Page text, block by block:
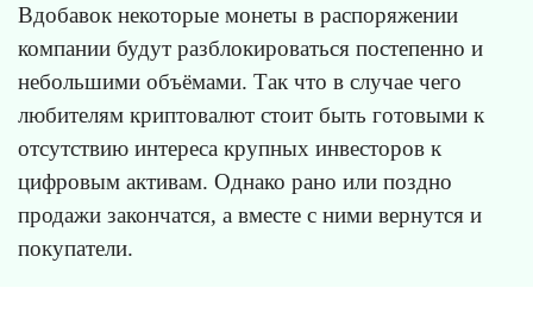
Вдобавок некоторые монеты в распоряжении
компании будут разблокироваться постепенно и
небольшими объёмами. Так что в случае чего
любителям криптовалют стоит быть готовыми к
отсутствию интереса крупных инвесторов к
цифровым активам. Однако рано или поздно
продажи закончатся, а вместе с ними вернутся и
покупатели.